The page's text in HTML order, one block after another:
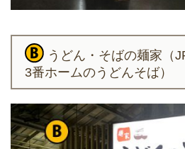
うどん・そばの麺家（
3番ホームのうどんそば）